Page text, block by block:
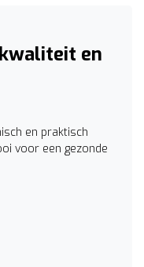
en
en praktisch
voor een gezonde